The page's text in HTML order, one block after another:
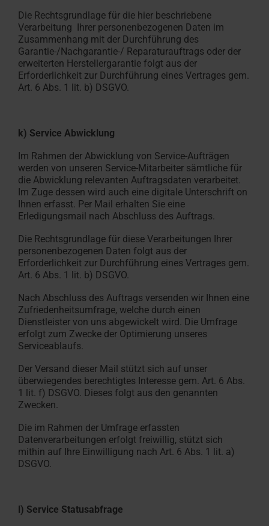
Die Rechtsgrundlage für die hier beschriebene
Verarbeitung Ihrer personenbezogenen Daten im
Zusammenhang mit der Durchführung des
Garantie-/Nachgarantie-/ Reparaturauftrags oder der
erweiterten Herstellergarantie folgt aus der
Erforderlichkeit zur Durchführung eines Vertrages gem.
Art. 6 Abs. 1 lit. b) DSGVO.
k) Service Abwicklung
Im Rahmen der Abwicklung von Service-Aufträgen
werden von unseren Service-Mitarbeiter sämtliche für
die Abwicklung relevanten Auftragsdaten verarbeitet.
Im Zuge dessen wird auch eine digitale Unterschrift on
Ihnen erfasst. Per Mail erhalten Sie eine
Erledigungsmail nach Abschluss des Auftrags.
Die Rechtsgrundlage für diese Verarbeitungen Ihrer
personenbezogenen Daten folgt aus der
Erforderlichkeit zur Durchführung eines Vertrages gem.
Art. 6 Abs. 1 lit. b) DSGVO.
Nach Abschluss des Auftrags versenden wir Ihnen eine
Zufriedenheitsumfrage, welche durch einen
Dienstleister von uns abgewickelt wird. Die Umfrage
erfolgt zum Zwecke der Optimierung unseres
Serviceablaufs.
Der Versand dieser Mail stützt sich auf unser
überwiegendes berechtigtes Interesse gem. Art. 6 Abs.
1 lit. f) DSGVO. Dieses folgt aus den genannten
Zwecken.
Die im Rahmen der Umfrage erfassten
Datenverarbeitungen erfolgt freiwillig, stützt sich
mithin auf Ihre Einwilligung nach Art. 6 Abs. 1 lit. a)
DSGVO.
l) Service Statusabfrage